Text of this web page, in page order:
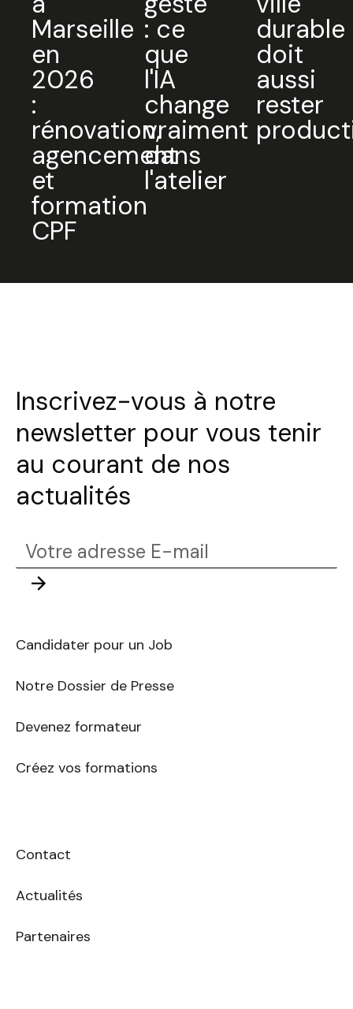
Marseille
en
2026
:
rénovation,
agencement
et
formation
CPF
: ce
que
l'IA
change
vraiment
dans
l'atelier
durable
doit
aussi
rester
Inscrivez-vous à notre
newsletter pour vous tenir
au courant de nos
actualités
Votre
adresse
E-
Envoyer
Candidater pour un Job
Notre Dossier de Presse
Devenez formateur
Créez vos formations
Contact
Actualités
Partenaires